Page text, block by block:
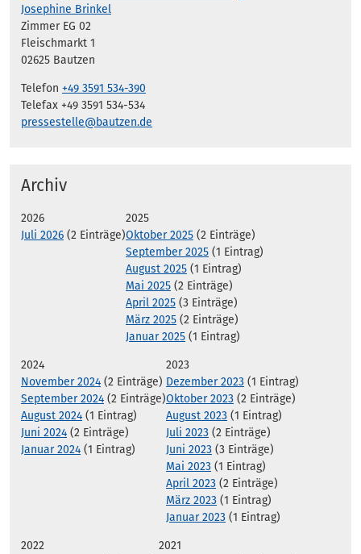
Josephine Brinkel
Zimmer EG 02
Fleischmarkt 1
02625 Bautzen
Telefon +49 3591 534-390
Telefax +49 3591 534-534
pressestelle@bautzen.de
Archiv
2026
Juli 2026 (2 Einträge)
2025
Oktober 2025 (2 Einträge)
September 2025 (1 Eintrag)
August 2025 (1 Eintrag)
Mai 2025 (2 Einträge)
April 2025 (3 Einträge)
März 2025 (2 Einträge)
Januar 2025 (1 Eintrag)
2024
November 2024 (2 Einträge)
September 2024 (2 Einträge)
August 2024 (1 Eintrag)
Juni 2024 (2 Einträge)
Januar 2024 (1 Eintrag)
2023
Dezember 2023 (1 Eintrag)
Oktober 2023 (2 Einträge)
August 2023 (1 Eintrag)
Juli 2023 (2 Einträge)
Juni 2023 (3 Einträge)
Mai 2023 (1 Eintrag)
April 2023 (2 Einträge)
März 2023 (1 Eintrag)
Januar 2023 (1 Eintrag)
2022
2021